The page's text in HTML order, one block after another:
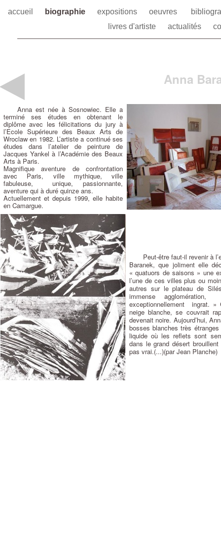
accueil biographie expositions oeuvres
livres d'artiste
actualités
Anna est née à Sosnowiec. Elle a
terminé ses études en obtenant le
diplôme avec les félicitations du jury à
l’Ecole Supérieure des Beaux Arts de
Wroclaw en 1982. L’artiste a continué ses
études dans l’atelier de peinture de
Jacques Yankel à l’Académie des Beaux
Arts à Paris.
Magnifique aventure de confrontation
avec Paris, ville mythique, ville
fabuleuse, unique, passionnante,
aventure qui à duré quinze ans.
Actuellement et depuis 1999, elle habite
en Camargue.
Anna
Peut-être faut-il revenir à
Baranek, que joliment elle
« quatuors de saisons » une
l’une de ces villes plus ou
autres sur le plateau de
immense
exceptionnellement ingrat.
neige blanche, se couvrait
devenait noire. Aujourd’hui,
bosses blanches très
liquide où les reflets sont
dans le grand désert
pas vrai.(...)(par Jean Planche)